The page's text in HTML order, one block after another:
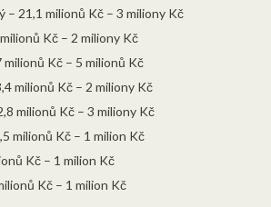
– 21,1 milionů Kč – 3 miliony Kč
Kč – 2 miliony Kč
milionů Kč – 5 milionů Kč
milionů Kč – 2 miliony Kč
milionů Kč – 3 miliony Kč
milionů Kč – 1 milion Kč
Kč – 1 milion Kč
Kč – 1 milion Kč